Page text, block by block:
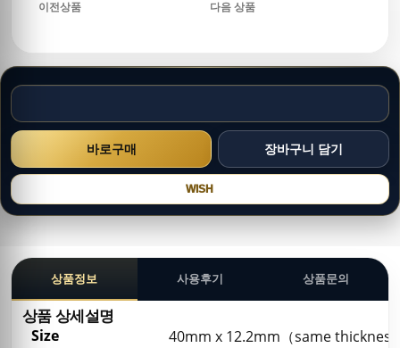
이전상품 다음 상품
WISH
상품정보 사용후기 상품문의
상품 상세설명
Size
40mm x 12.2mm（same